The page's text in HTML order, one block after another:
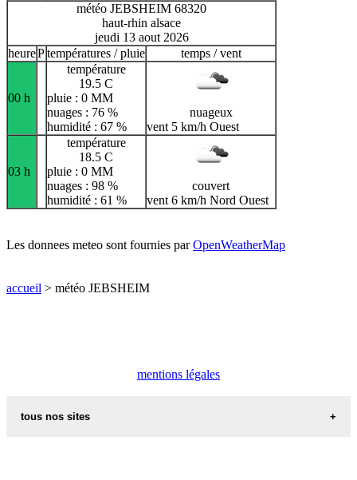
météo JEBSHEIM 68320
haut-rhin alsace
jeudi 13 aout 2026
heurePtempératures / pluie temps / vent
00 h
température
19.5 C
pluie : 0 MM
nuages : 76 %
humidité : 67 %
nuageux
vent 5 km/h Ouest
03 h
température
18.5 C
pluie : 0 MM
nuages : 98 %
humidité : 61 %
couvert
vent 6 km/h Nord Ouest
Les donnees meteo sont fournies parOpenWeatherMap
accueil > météo JEBSHEIM
mentions légales
tous nos sites